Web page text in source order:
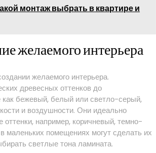
монтаж выбрать в квартире и
желаемого интерьера
желаемого интерьера.
древесных оттенков до
как бежевый, белый или светло-серый,
и воздушности. Они идеально
например, коричневый, темно-
маленьких помещениях могут сделать их
светлые тона ламината.